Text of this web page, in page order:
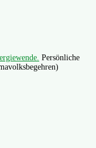
Persönliche